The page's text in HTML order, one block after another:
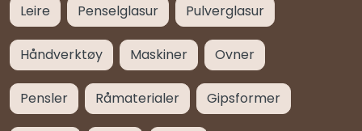
Leire Penselglasur Pulverglasur
Håndverktøy Maskiner Ovner
Pensler Råmaterialer Gipsformer